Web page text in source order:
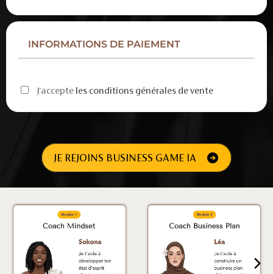
INFORMATIONS DE PAIEMENT
J'accepte les conditions générales de vente
JE REJOINS BUSINESS GAME IA